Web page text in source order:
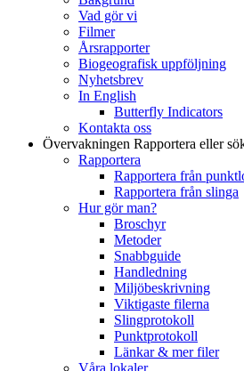
Vad gör vi
Filmer
Årsrapporter
Biogeografisk uppföljning
Nyhetsbrev
In English
Butterfly Indicators
Kontakta oss
Övervakningen Rapportera eller
Rapportera
Rapportera från
Rapportera från slinga
Hur gör man?
Broschyr
Metoder
Snabbguide
Handledning
Miljöbeskrivning
Viktigaste filerna
Slingprotokoll
Punktprotokoll
Länkar & mer filer
Våra lokaler